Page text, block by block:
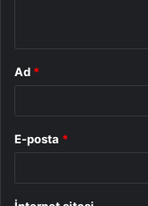
Ad *
E-posta *